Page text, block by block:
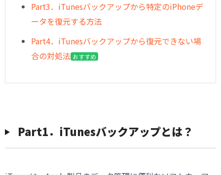
︎Part3．iTunesバックアップから特定のiPhoneデ
ータを復元する方法
︎Part4．iTunesバックアップから復元できない場
合の対処法 おすすめ
︎︎Part1．iTunesバックアップとは？